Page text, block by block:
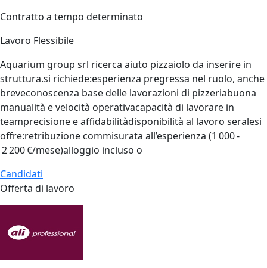
Contratto a tempo determinato
Lavoro Flessibile
Aquarium group srl ricerca aiuto pizzaiolo da inserire in
struttura.si richiede:esperienza pregressa nel ruolo, anche
breveconoscenza base delle lavorazioni di pizzeriabuona
manualità e velocità operativacapacità di lavorare in
teamprecisione e affidabilitàdisponibilità al lavoro seralesi
offre:retribuzione commisurata all’esperienza (1 000 -
2 200 €/mese)alloggio incluso o
Candidati
Offerta di lavoro